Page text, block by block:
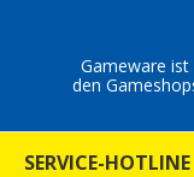
Gameware ist
den
SERVICE-HOTLINE